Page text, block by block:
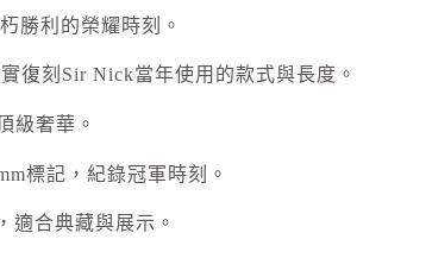
勝利的榮耀時刻。
復刻Sir Nick當年使用的款式與長度。
級奢華。
標記，紀錄冠軍時刻。
適合典藏與展示。